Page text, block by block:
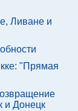
Ливане и
"Прямая
и Донецк